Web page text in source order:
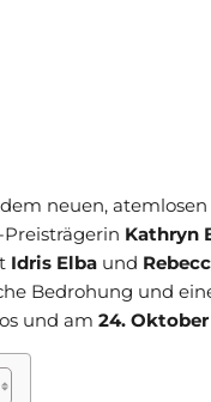
dem neuen,
Kathryn
Idris Elba und
Bedrohung und
und am 24. Oktober